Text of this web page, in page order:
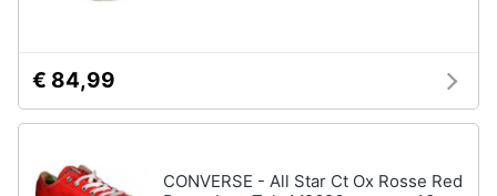
€ 84,99
CONVERSE - All Star Ct Ox Rosse Red